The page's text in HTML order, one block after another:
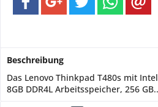
Beschreibung
Das Lenovo Thinkpad T480s mit
8GB DDR4L Arbeitsspeicher, 256